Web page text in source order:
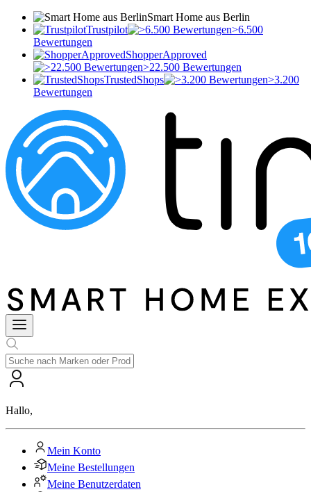
Smart Home aus Berlin
Trustpilot
>6.500
Bewertungen
ShopperApproved
>22.500 Bewertungen
TrustedShops
>3.200
Bewertungen
Hallo,
Mein Konto
Meine Bestellungen
Meine Benutzerdaten